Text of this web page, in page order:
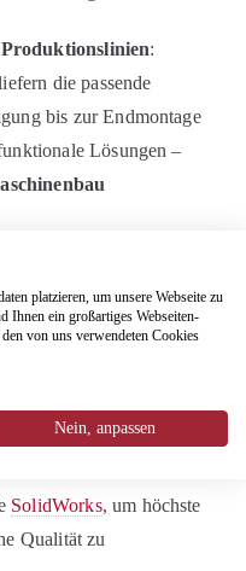
:
die passende
bis zur Endmontage
Lösungen –
und
der nahtlosen
– für stabile
SolidWorks, um höchste
Qualität zu
platzieren, um unsere Webseite zu
Ihnen ein großartiges Webseiten-
von uns verwendeten Cookies
Nein, anpassen